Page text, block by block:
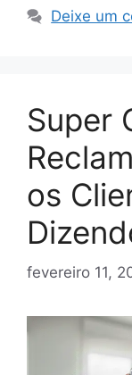
Deixe um
Super
os
fevereiro 11,